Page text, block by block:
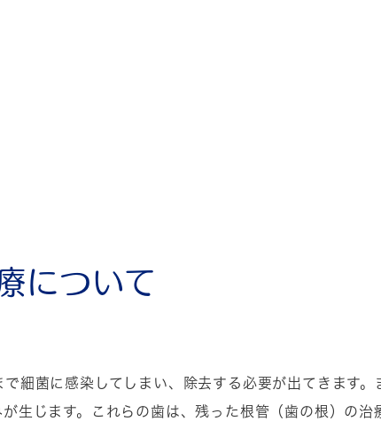
について
細菌に感染してしまい、除去する必要が出てきます。
生じます。これらの歯は、残った根管（歯の根）の治